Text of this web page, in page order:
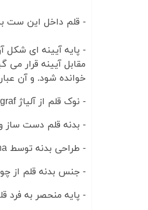
- قلم داخل این ست به
- پایه آیینه ای
مقابل آیینه قرار
خوانده شود. و آن
- نوک قلم از آلیاژ Ethergraf
- بدنه قلم دست ساز
- طراحی بدنه توسط Pininfarina بصورت ارگونومیک و متناسب با فرم دست
- جنس بدنه قلم از
- پایه منحصر به فرد